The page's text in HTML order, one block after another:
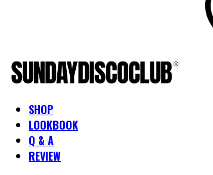
SHOP
LOOKBOOK
Q & A
REVIEW